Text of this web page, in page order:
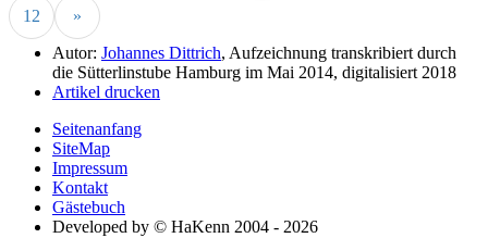
12
»
Autor: Johannes Dittrich, Aufzeichnung transkribiert durch
die Sütterlinstube Hamburg im Mai 2014, digitalisiert 2018
Artikel drucken
Seitenanfang
SiteMap
Impressum
Kontakt
Gästebuch
Developed by © HaKenn 2004 - 2026